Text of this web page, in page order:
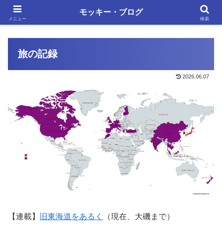
単調な日々にも、いろいろあります
旅の記録
2026.06.07
【連載】 旧東海道をあるく （現在、大磯まで）
メニュー
モッキー・ブログ
検索